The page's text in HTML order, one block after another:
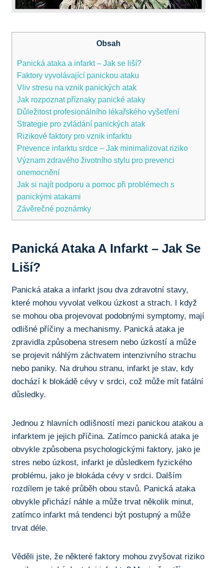
Obsah
Panická ataka a infarkt – Jak se liší?
Faktory vyvolávající panickou ataku
Vliv stresu na vznik panických atak
Jak rozpoznat příznaky panické ataky
Důležitost profesionálního lékařského vyšetření
Strategie pro zvládání panických atak
Rizikové faktory pro vznik infarktu
Prevence infarktu srdce – Jak minimalizovat riziko
Význam zdravého životního stylu pro prevenci
onemocnění
Jak si najít podporu a pomoc při problémech s
panickými atakami
Závěrečné poznámky
Panická Ataka A Infarkt – Jak Se
Liší?
Panická ataka a infarkt jsou dva zdravotní stavy,
které mohou vyvolat velkou úzkost a strach. I když
se mohou oba projevovat podobnými symptomy, mají
odlišné příčiny a mechanismy. Panická ataka je
zpravidla způsobena stresem nebo úzkostí a může
se projevit náhlým záchvatem intenzivního strachu
nebo paniky. Na druhou stranu, infarkt je stav, kdy
dochází k blokádě cévy v srdci, což může mít fatální
důsledky.
Jednou z hlavních odlišností mezi panickou atakou a
infarktem je jejich příčina. Zatímco panická ataka je
obvykle způsobena psychologickými faktory, jako je
stres nebo úzkost, infarkt je důsledkem fyzického
problému, jako je blokáda cévy v srdci. Dalším
rozdílem je také průběh obou stavů. Panická ataka
obvykle přichází náhle a může trvat několik minut,
zatímco infarkt má tendenci být postupný a může
trvat déle.
Věděli jste, že některé faktory mohou zvyšovat riziko